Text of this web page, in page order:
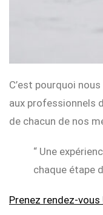
C’est pourquoi
aux professionnels
de chacun de nos
“ Une
chaque étape
Prenez rendez-vous